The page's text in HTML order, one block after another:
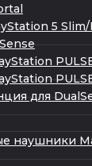
5 Slim/
для
наушники